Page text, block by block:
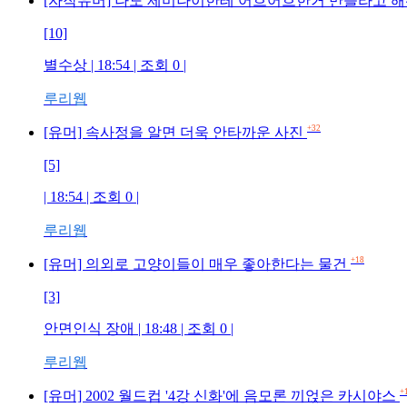
[10]
별수상 | 18:54 | 조회 0 |
루리웹
[유머] 속사정을 알면 더욱 안타까운 사진 +32
[5]
| 18:54 | 조회 0 |
루리웹
[유머] 의외로 고양이들이 매우 좋아한다는 물건 +18
[3]
안면인식 장애 | 18:48 | 조회 0 |
루리웹
[유머] 2002 월드컵 '4강 신화'에 음모론 끼얹은 카시야스